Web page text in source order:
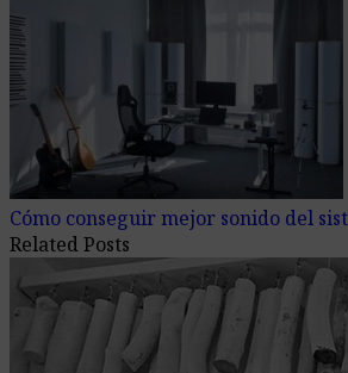
Cómo conseguir mejor sonido del
Related Posts